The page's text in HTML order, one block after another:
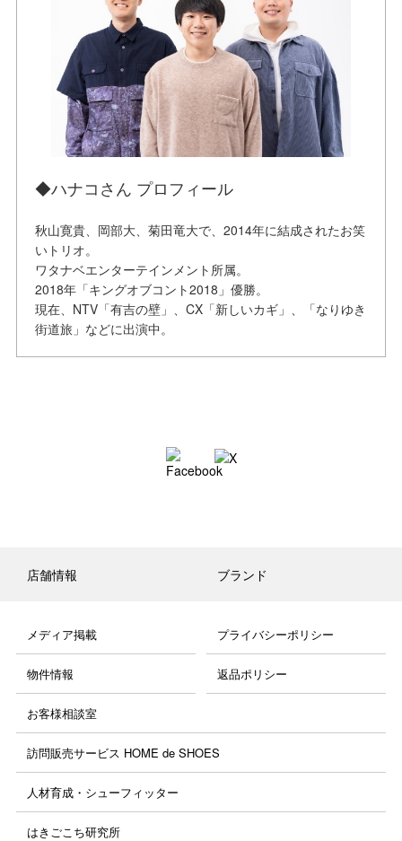
◆ハナコさん プロフィール
秋山寛貴、岡部大、菊田竜大で、2014年に結成されたお笑
いトリオ。
ワタナベエンターテインメント所属。
2018年「キングオブコント2018」優勝。
現在、NTV「有吉の壁」、CX「新しいカギ」、「なりゆき
街道旅」などに出演中。
店舗情報 ブランド
メディア掲載 プライバシーポリシー
物件情報 返品ポリシー
お客様相談室
訪問販売サービス HOME de SHOES
人材育成・シューフィッター
はきごこち研究所